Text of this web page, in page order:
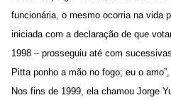
funcionária, o mesmo ocorria na vida
iniciada com a declaração de que
1998 – prosseguiu até com
Pitta ponho a mão no fogo; eu o
Nos fins de 1999, ela chamou Jorge